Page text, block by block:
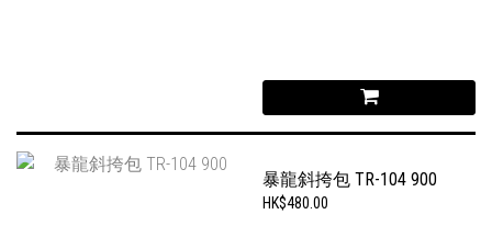
暴龍斜挎包 TR-104 900
HK$480.00